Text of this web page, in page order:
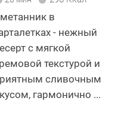
в
- нежный
с мягкой
текстурой и
сливочным
гармонично ...